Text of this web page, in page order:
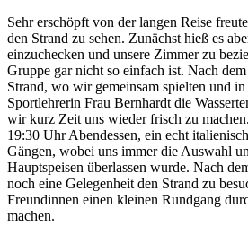
Sehr erschöpft von der langen Reise
den Strand zu sehen. Zunächst hieß es
einzuchecken und unsere Zimmer zu
Gruppe gar nicht so einfach ist. Nach
Strand, wo wir gemeinsam spielten und
Sportlehrerin Frau Bernhardt die
wir kurz Zeit uns wieder frisch zu
19:30 Uhr Abendessen, ein echt
Gängen, wobei uns immer die Auswahl
Hauptspeisen überlassen wurde. Nach
noch eine Gelegenheit den Strand zu
Freundinnen einen kleinen Rundgang
machen.